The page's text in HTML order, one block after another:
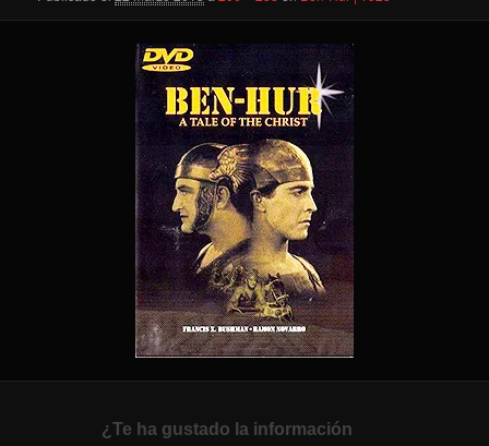
¿Te ha gustado la información